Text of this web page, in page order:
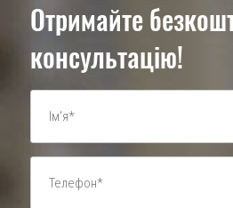
Отримайте
консультацію!